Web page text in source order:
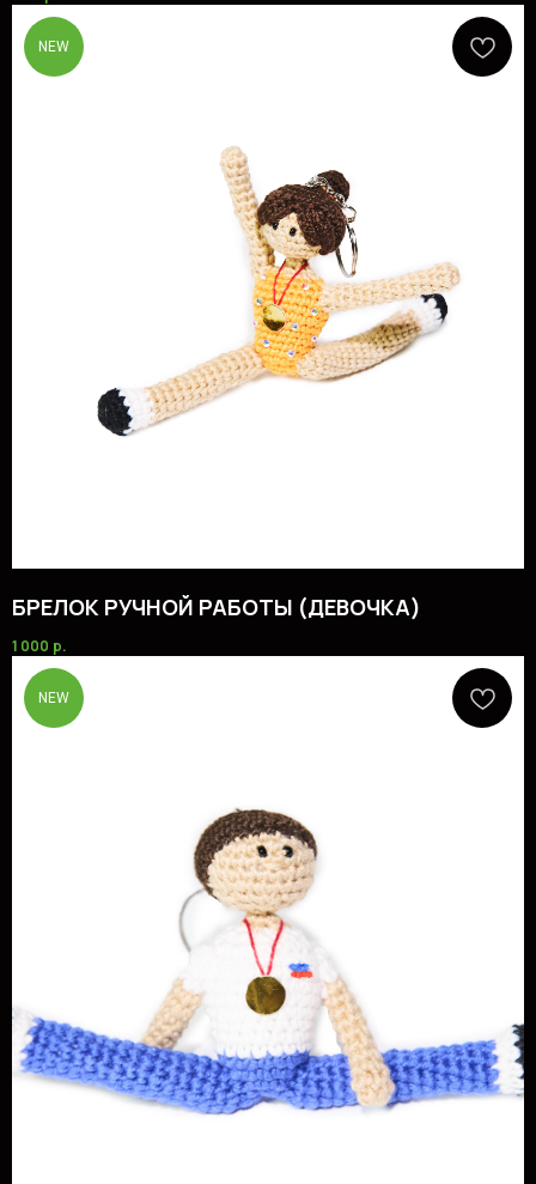
NEW
БРЕЛОК РУЧНОЙ РАБОТЫ (ДЕВОЧКА)
1 000 р.
NEW
ОКАЗЫВАЕМ УСЛУГИ